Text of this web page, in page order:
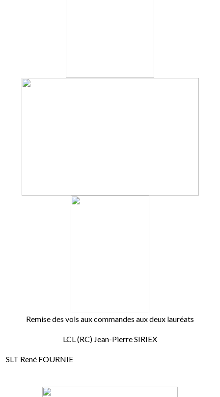
Remise des vols aux commandes aux deux lauréats
LCL (RC) Jean-Pierre SIRIEX
SLT René FOURNIE